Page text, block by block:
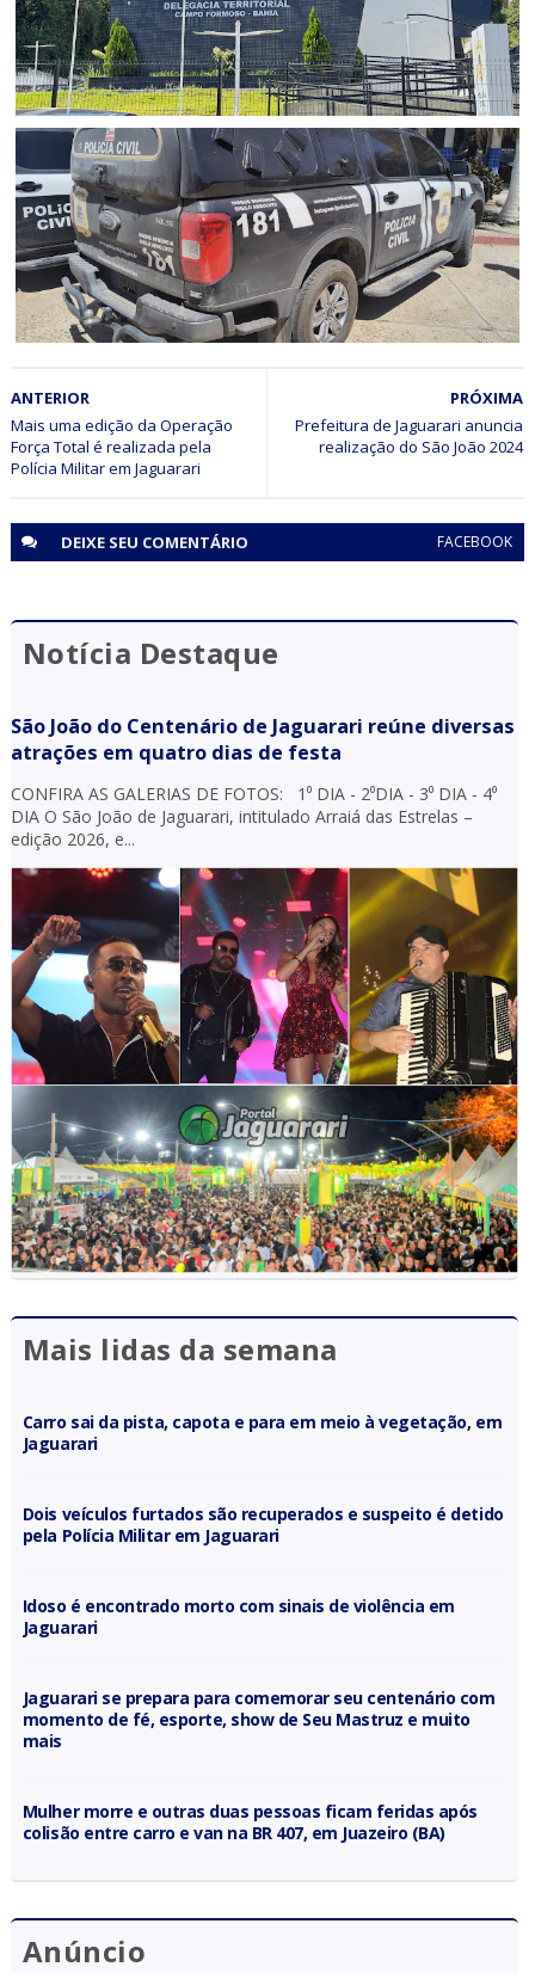
CAMPO FORMOSO
Acusado de praticar homicídio no distrito de Araras é
preso pela Polícia Civil em Campo Formoso (BA)
Polícia Civil cumpre mandado de prisão preventiva por
tráfico de drogas em Juazeiro (BA)
PRÓXIMA
Prefeitura de Jaguarari anuncia
realização do São João 2024
ANTERIOR
Mais uma edição da Operação
Força Total é realizada pela
Polícia Militar em Jaguarari
DEIXE SEU COMENTÁRIO FACEBOOK
Notícia Destaque
São João do Centenário de Jaguarari reúne diversas
atrações em quatro dias de festa
CONFIRA AS GALERIAS DE FOTOS: 1⁰ DIA - 2⁰DIA - 3⁰ DIA - 4⁰
DIA O São João de Jaguarari, intitulado Arraiá das Estrelas –
edição 2026, e...
Mais lidas da semana
Carro sai da pista, capota e para em meio à vegetação, em
Jaguarari
Dois veículos furtados são recuperados e suspeito é detido
pela Polícia Militar em Jaguarari
Idoso é encontrado morto com sinais de violência em
Jaguarari
Jaguarari se prepara para comemorar seu centenário com
momento de fé, esporte, show de Seu Mastruz e muito
mais
Mulher morre e outras duas pessoas ficam feridas após
colisão entre carro e van na BR 407, em Juazeiro (BA)
Anúncio